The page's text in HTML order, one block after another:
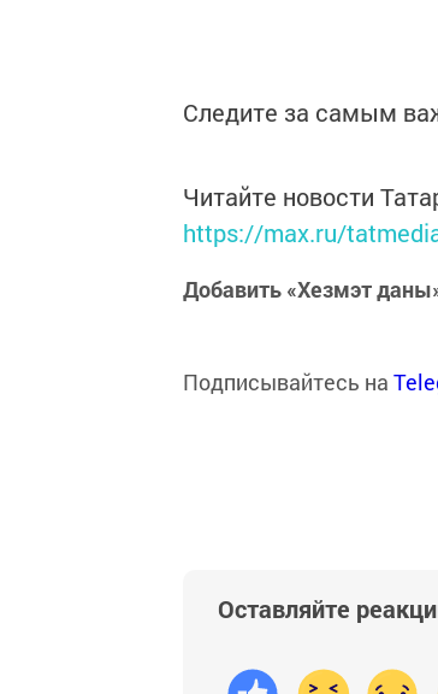
Следите за самым
Читайте новости
https://max.ru/
Добавить «Хезмэт
Подписывайтесь на
Оставляйте